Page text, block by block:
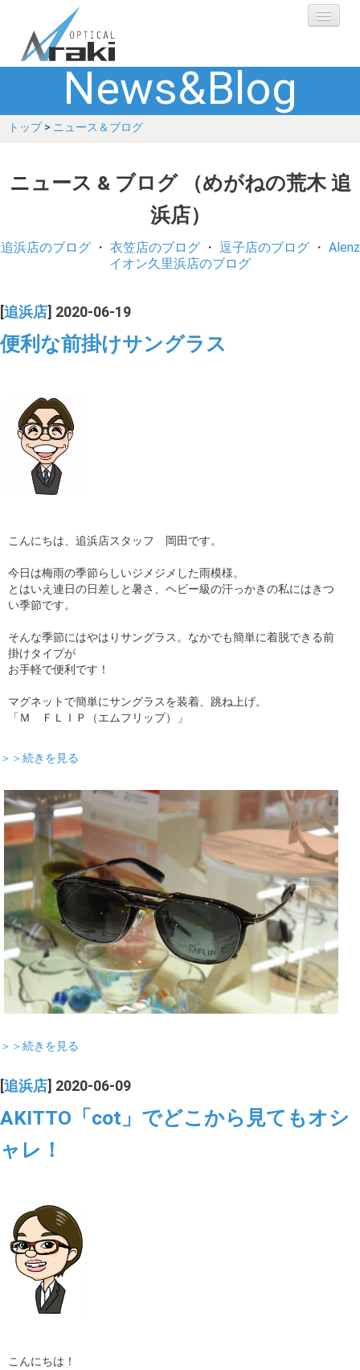
選ばれる理由
ブランド
ショップ
お客さまの声
コラム
ブログ
News&Blog
トップ> ニュース＆ブログ
ニュース & ブログ （めがねの荒木 追
浜店）
追浜店のブログ・ 衣笠店のブログ・ 逗子店のブログ・ Alenz
イオン久里浜店のブログ
追浜店 ] 2020-06-19
便利な前掛けサングラス
こんにちは、追浜店スタッフ 岡田です。
今日は梅雨の季節らしいジメジメした雨模様。
とはいえ連日の日差しと暑さ、ヘビー級の汗っかきの私にはきつ
い季節です。
そんな季節にはやはりサングラス。なかでも簡単に着脱できる前
掛けタイプが
お手軽で便利です！
マグネットで簡単にサングラスを装着、跳ね上げ。
「Ｍ ＦＬＩＰ（エムフリップ）」
＞＞続きを見る
＞＞続きを見る
[追浜店] 2020-06-09
AKITTO「cot」でどこから見てもオシ
ャレ！
こんにちは！